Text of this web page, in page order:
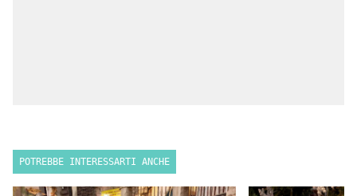
POTREBBE INTERESSARTI ANCHE